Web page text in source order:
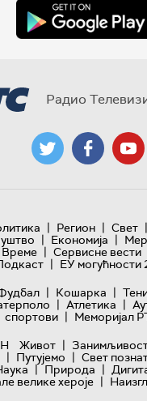
Радио
| Регион | Свет |
| Економија |
Време | Сервисне вести
| ЕУ могућности
| Кошарка |
| Атлетика |
спортови | Меморијал
Живот |
| Путујемо | Свет
| Природа |
велике хероје |